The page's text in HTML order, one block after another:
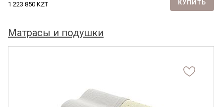
1 223 850 KZT КУПИТЬ
Матрасы и подушки